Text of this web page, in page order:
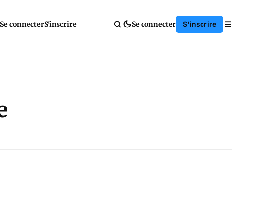
Se connecterS'inscrire Se connecter S'inscrire